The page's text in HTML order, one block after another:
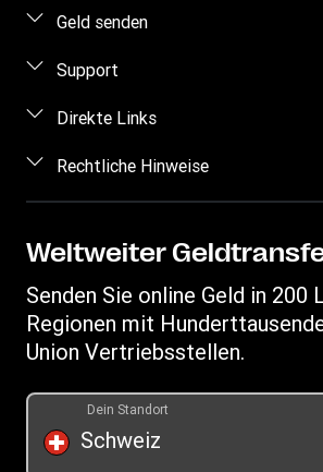
Geld senden
Geld online senden
Geldtransfer nachverfolgen
Standorte finden
App herunterladen
Support
Häufig gestellte Fragen
Direkte Links
Einloggen/Registrieren
Vertriebspartner werden
Auflistung der Transaktionshistorie
Rechtliche Hinweise
Datenschutzerklärung
Informationen zu Cookies
Weltweiter
Senden Sie online Geld in 200
Regionen mit
Union Vertriebsstellen.
Schweiz
Dein Standort